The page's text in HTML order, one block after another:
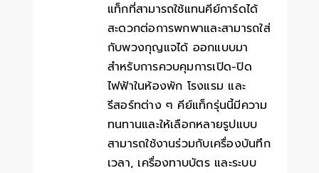
แท็กที่สามารถใช้แทนคีย์การ์ดได้
สะดวกต่อการพกพาและสามารถใส่
กับพวงกุญแจได้ ออกแบบมา
สำหรับการควบคุมการเปิด-ปิด
ไฟฟ้าในห้องพัก โรงแรม และ
รีสอร์ทต่าง ๆ คีย์แท็กรุ่นนี้มีความ
ทนทานและให้เลือกหลายรูปแบบ
สามารถใช้งานร่วมกับเครื่องบันทึก
เวลา, เครื่องทาบบัตร และระบบ